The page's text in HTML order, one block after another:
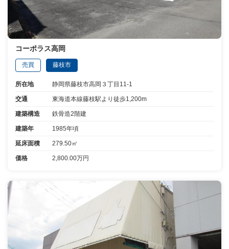
コーポラス高岡
売買 藤枝市
所在地 静岡県藤枝市高岡３丁目11-1
交通 東海道本線藤枝駅より徒歩1,200m
建築構造 鉄骨造2階建
建築年 1985年頃
延床面積 279.50㎡
価格 2,800.00万円